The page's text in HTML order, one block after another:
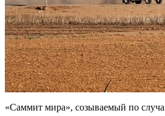
«Саммит мира», созываемый по